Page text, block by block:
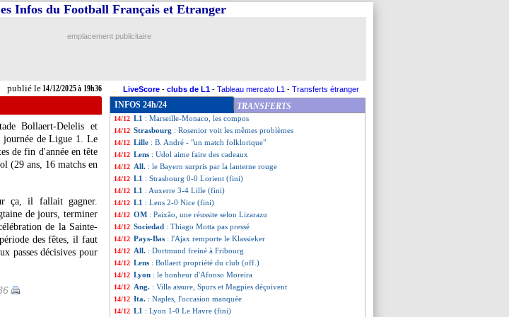
publié le14/12/2025 à 19h36
Infos du Football Français et Etranger
emplacement publicitaire
LiveScore - clubs de L1 - Tableau mercato L1 - Transferts étranger
Bollaert-Delelis et
journée de Ligue 1. Le
de fin d'année en tête
(29 ans, 16 matchs en
ça, il fallait gagner.
de jours, terminer
de la Sainte-
des fêtes, il faut
passes décisives pour
INFOS 24h/24 TRANSFERTS
14/12 Ita.: la Juve se reprend à Bologne
14/12 Angers
14/12 Nantes: Still confirme son refus
14/12 Ita.: l'Inter prend les commandes !
14/12 L1 : Marseille-Monaco, les compos
14/12 Strasbourg : Rosenior voit les mêmes problèmes
14/12 Lille : B. André - "un match folklorique"
14/12 Lens : Udol aime faire des cadeaux
14/12 All. : le Bayern surpris par la lanterne rouge
14/12 L1 : Strasbourg 0-0 Lorient (fini)
14/12 L1 : Auxerre 3-4 Lille (fini)
14/12 L1 : Lens 2-0 Nice (fini)
14/12 OM : Paixão, une réussite selon Lizarazu
14/12 Sociedad : Thiago Motta pas pressé
14/12 Pays-Bas : l'Ajax remporte le Klassieker
14/12 All. : Dortmund freiné à Fribourg
14/12 Lens : Bollaert propriété du club (off.)
14/12 Lyon : le bonheur d'Afonso Moreira
14/12 Ang. : Villa assure, Spurs et Magpies déçoivent
14/12 Ita. : Naples, l'occasion manquée
14/12 L1 : Lyon 1-0 Le Havre (fini)